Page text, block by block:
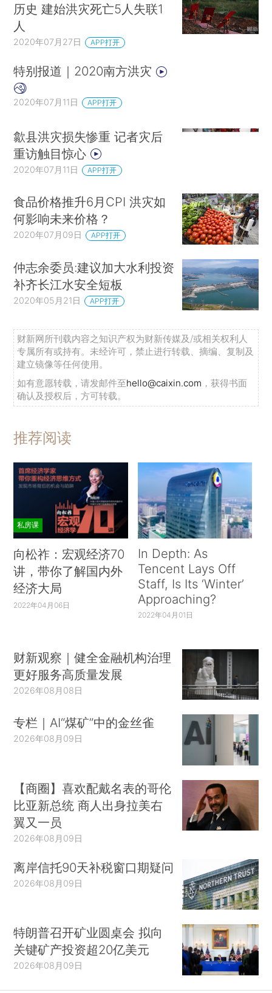
历史 建始洪灾死亡5人失联1
人
2020年07月27日 APP打开
特别报道｜2020南方洪灾
2020年07月11日 APP打开
歙县洪灾损失惨重 记者灾后
重访触目惊心
2020年07月11日 APP打开
食品价格推升6月CPI 洪灾如
何影响未来价格？
2020年07月09日 APP打开
仲志余委员:建议加大水利投资
补齐长江水安全短板
2020年05月21日 APP打开
财新网所刊载内容之知识产权为财新传媒及/或相关权利人
专属所有或持有。未经许可，禁止进行转载、摘编、复制及
建立镜像等任何使用。
如有意愿转载，请发邮件至hello@caixin.com ，获得书面
确认及授权后，方可转载。
推荐阅读
私房课
向松祚：宏观经济70
讲，带你了解国内外
经济大局
2022年04月06日
In Depth: As
Tencent Lays Off
Staff, Is Its ‘Winter’
Approaching?
2022年04月01日
财新观察｜健全金融机构治理
更好服务高质量发展
2026年08月08日
专栏｜AI“煤矿”中的金丝雀
2026年08月09日
【商圈】喜欢配戴名表的哥伦
比亚新总统 商人出身拉美右
翼又一员
2026年08月09日
离岸信托90天补税窗口期疑问
2026年08月09日
特朗普召开矿业圆桌会 拟向
关键矿产投资超20亿美元
2026年08月09日